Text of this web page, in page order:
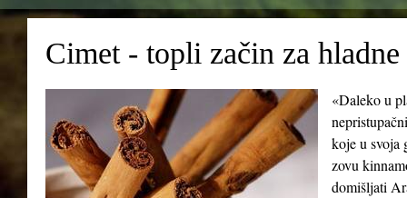
Cimet - topli začin za hladne
«Daleko u
koje u svoja
zovu
domišljati